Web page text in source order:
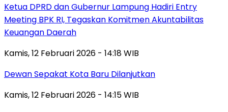
Ketua DPRD dan Gubernur Lampung Hadiri Entry
Meeting BPK RI, Tegaskan Komitmen Akuntabilitas
Keuangan Daerah
Kamis, 12 Februari 2026 - 14:18 WIB
Dewan Sepakat Kota Baru Dilanjutkan
Kamis, 12 Februari 2026 - 14:15 WIB